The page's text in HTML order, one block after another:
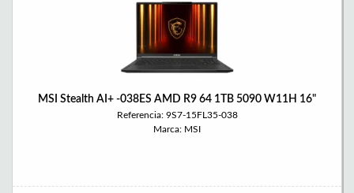
MSI Stealth AI+ -038ES AMD R9 64 1TB 5090 W11H 16"
Referencia: 9S7-15FL35-038
Marca: MSI